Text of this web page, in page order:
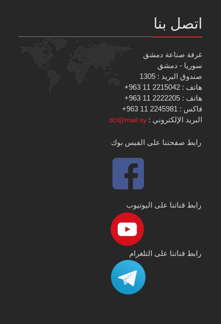
اتصل بنا
غرفة صناعة دمشق
سوريا - دمشق
صندوق البريد : 1305
هاتف : 2215042 11 963+
هاتف : 2222205 11 963+
فاكس : 2245981 11 963+
البريد الإلكتروني :dci@mail.sy
رابط صفحتنا على الفيس بوك
رابط قناتنا على اليوتيوب
رابط قناتنا على التلغرام